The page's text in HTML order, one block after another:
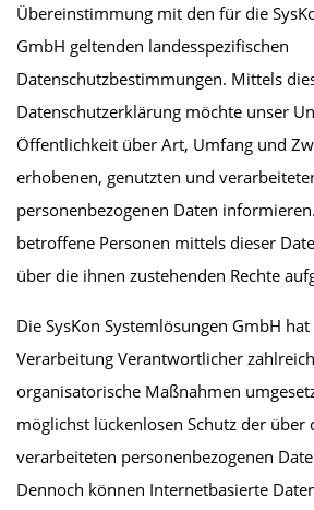
Übereinstimmung mit den für die
GmbH geltenden landesspezifischen
Datenschutzbestimmungen. Mittels
Datenschutzerklärung möchte unser
Öffentlichkeit über Art, Umfang und
erhobenen, genutzten und
personenbezogenen Daten
betroffene Personen mittels dieser
über die ihnen zustehenden Rechte
Die SysKon Systemlösungen GmbH
Verarbeitung Verantwortlicher
organisatorische Maßnahmen
möglichst lückenlosen Schutz der über
verarbeiteten personenbezogenen
Dennoch können Internetbasierte